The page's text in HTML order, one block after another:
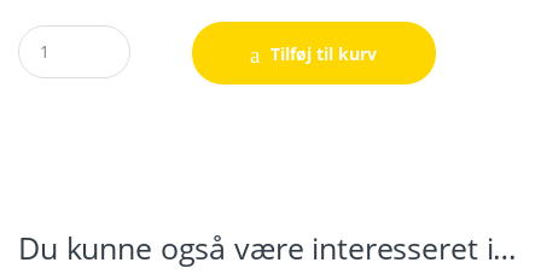
Quantity
Tilføj til kurv
Du kunne også være interesseret i…